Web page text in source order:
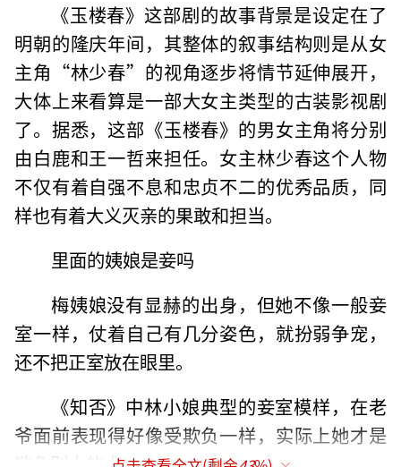
《玉楼春》这部剧的故事背景是设定在了
明朝的隆庆年间，其整体的叙事结构则是从女
主角“林少春”的视角逐步将情节延伸展开，
大体上来看算是一部大女主类型的古装影视剧
了。据悉，这部《玉楼春》的男女主角将分别
由白鹿和王一哲来担任。女主林少春这个人物
不仅有着自强不息和忠贞不二的优秀品质，同
样也有着大义灭亲的果敢和担当。
里面的姨娘是妾吗
梅姨娘没有显赫的出身，但她不像一般妾
室一样，仗着自己有几分姿色，就扮弱争宠，
还不把正室放在眼里。
《知否》中林小娘典型的妾室模样，在老
爷面前表现得好像受欺负一样，实际上她才是